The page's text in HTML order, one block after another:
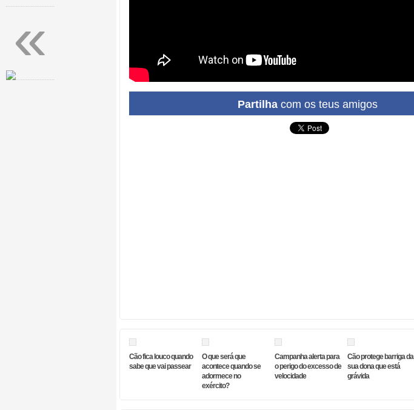
Partilhacom os teus amigos
Cão fica louco quando
sabe que vai passear
O que será que
acontece quando se
adormece no
exército?
Campanha alerta para
o perigo do excesso de
velocidade
Cão protege barriga da
sua dona que está
grávida
«